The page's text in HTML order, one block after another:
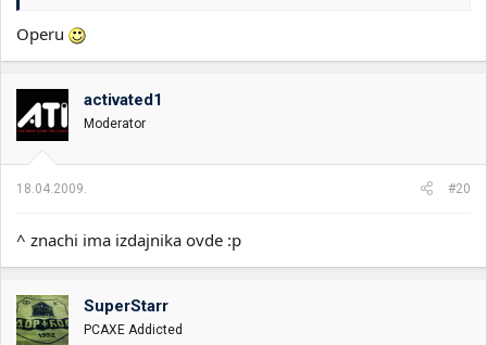
Operu
activated1
Moderator
18.04.2009. #20
^ znachi ima izdajnika ovde :p
SuperStarr
PCAXE Addicted